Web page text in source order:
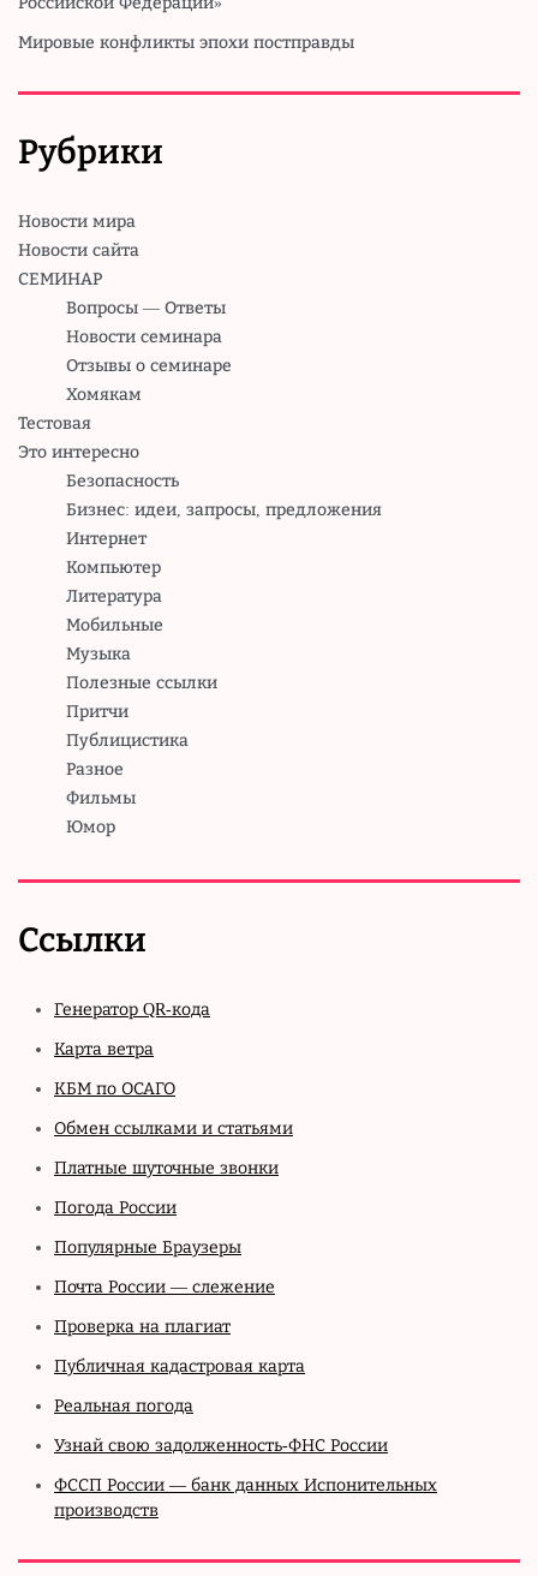
Мировые конфликты эпохи постправды
Рубрики
Новости мира
Новости сайта
СЕМИНАР
Вопросы — Ответы
Новости семинара
Отзывы о семинаре
Хомякам
Тестовая
Это интересно
Безопасность
Бизнес: идеи, запросы, предложения
Интернет
Компьютер
Литература
Мобильные
Музыка
Полезные ссылки
Притчи
Публицистика
Разное
Фильмы
Юмор
Ссылки
Генератор QR-кода
Карта ветра
КБМ по ОСАГО
Обмен ссылками и статьями
Платные шуточные звонки
Погода России
Популярные Браузеры
Почта России — слежение
Проверка на плагиат
Публичная кадастровая карта
Реальная погода
Узнай свою задолженность-ФНС России
ФССП России — банк данных Испонительных
производств